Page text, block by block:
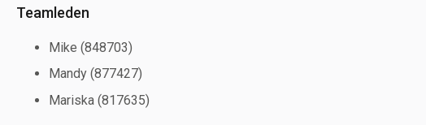
Teamleden
Mike (848703)
Mandy (877427)
Mariska (817635)